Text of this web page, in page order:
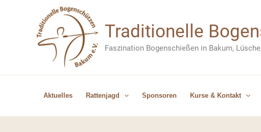
Traditionelle
Faszination Bogenschießen in Bakum,
Aktuelles Rattenjagd Sponsoren Kurse & Kontakt